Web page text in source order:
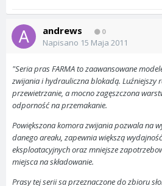
andrews 0
Napisano 15 Maja 2011
"Seria pras FARMA to zaawansowane
zwijania i hydrauliczna blokadą. Luźniejszy
przewietrzanie, a mocno zagęszczona
odporność na przemakanie.
Powiększona komora zwijania pozwala na
danego areału, zapewnia większą
eksploatacyjnych oraz mniejsze
miejsca na składowanie.
Prasy tej serii sa przeznaczone do zbioru